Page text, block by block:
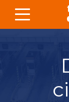
Skip to Main